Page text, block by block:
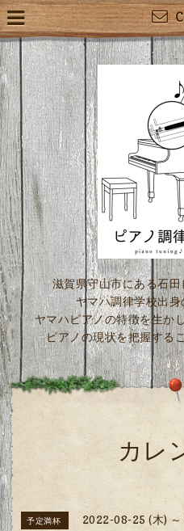
滋賀県守山市にある石
ヤマハ調律学校出
ヤマハピアノの特徴を生か
ピアノの現状を把握する
カレ
予定満杯 2022-08-25 (木)